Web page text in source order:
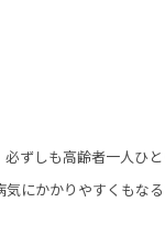
しも高齢者一人ひ
にかかりやすくもな